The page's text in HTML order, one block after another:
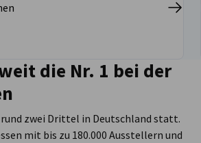
die Nr. 1 bei der
zwei Drittel in Deutschland statt.
mit bis zu 180.000 Ausstellern und